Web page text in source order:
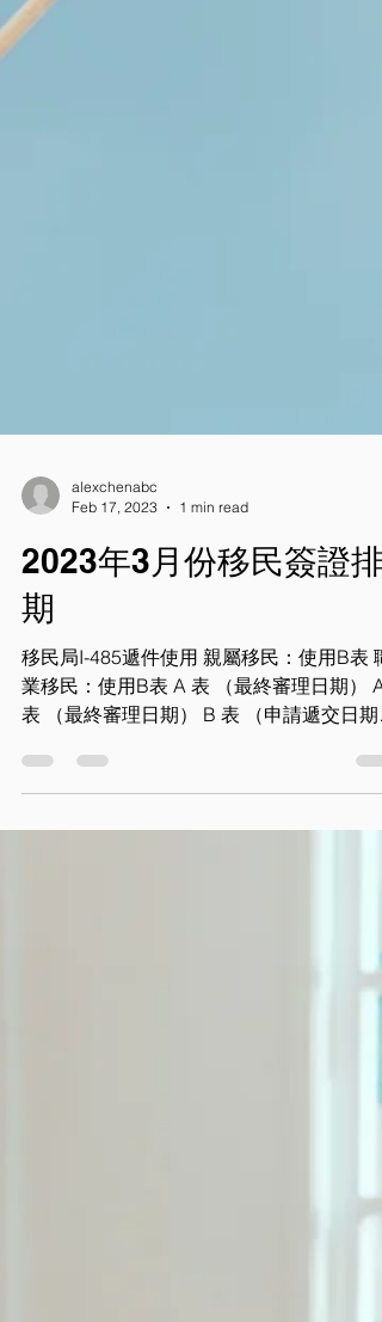
Feb 17, 2023
1 min read
2023年3月份移民簽證排
期
移民局I-485遞件使用 親屬移民：使用B表 職
表 （最終審理日期） B 表 （申請遞交日期
B 表 （申請遞交日期） 亞誠律師事務所專精